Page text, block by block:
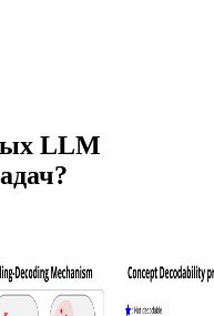
LLM